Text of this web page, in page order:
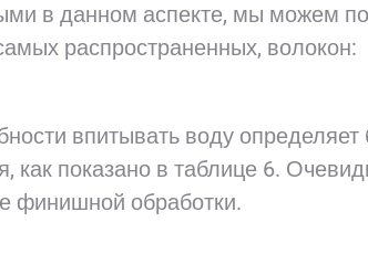
в данном аспекте, мы можем
распространенных, волокон:
впитывать воду
как показано в таблице 6.
финишной обработки.